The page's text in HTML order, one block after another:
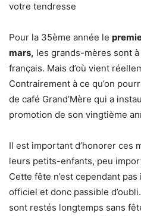
votre tendresse
Pour la 35ème année le
mars, les grands-mères sont
français. Mais d’où vient
Contrairement à ce qu’on
de café Grand’Mère qui a
promotion de son vingtième
Il est important d’honorer ces
leurs petits-enfants, peu
Cette fête n’est cependant
officiel et donc passible
sont restés longtemps sans